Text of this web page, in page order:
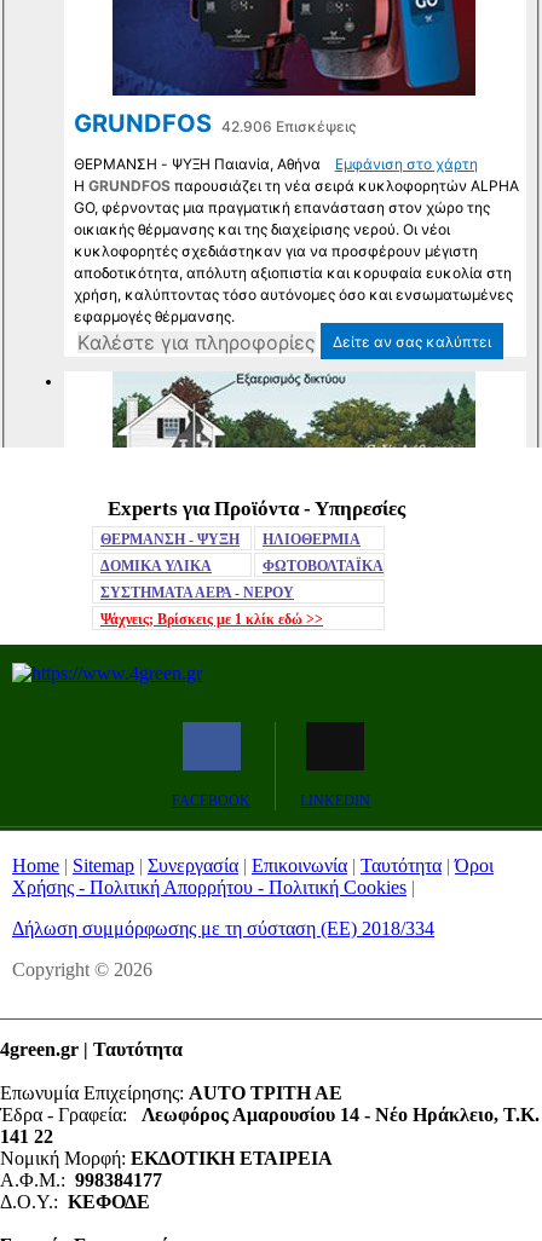
MuteExperts για Προϊόντα - Υπηρεσίες
ΘΕΡΜΑΝΣΗ - ΨΥΞΗ
ΗΛΙΟΘΕΡΜΙΑ
ΔΟΜΙΚΑ ΥΛΙΚΑ
ΦΩΤΟΒΟΛΤΑΪΚΑ
ΣΥΣΤΗΜΑΤΑ ΑΕΡΑ - ΝΕΡΟΥ
Ψάχνεις; Βρίσκεις με 1 κλίκ εδώ >>
FACEBOOK LINKEDIN
Home Sitemap Συνεργασία Επικοινωνία Ταυτότητα |Όροι
Χρήσης - Πολιτική Απορρήτου - Πολιτική Cookies
Δήλωση συμμόρφωσης με τη σύσταση (ΕΕ) 2018/334
Copyright © 2026
4green.gr | Ταυτότητα
Επωνυμία Επιχείρησης: AUTO ΤΡΙΤΗ ΑΕ
Έδρα - Γραφεία: Λεωφόρος Αμαρουσίου 14 - Νέο Ηράκλειο, Τ.Κ.
141 22
Νομική Μορφή: ΕΚΔΟΤΙΚΗ ΕΤΑΙΡΕΙΑ
Α.Φ.Μ.: 998384177
Δ.Ο.Υ.: ΚΕΦΟΔΕ